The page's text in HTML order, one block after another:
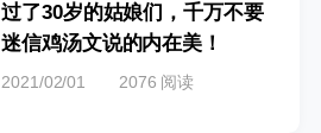
过了30岁的姑娘们，千万不要
迷信鸡汤文说的内在美！
2021/02/01 2076 阅读